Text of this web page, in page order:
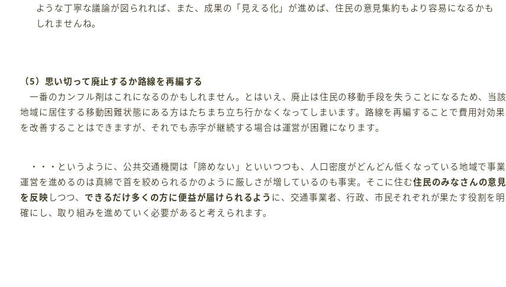
ような丁寧な議論が図られれば、また、成果の「見える化」が進めば、住民の意見集約もより容易になるかも
しれませんね。
（5）思い切って廃止するか路線を再編する
一番のカンフル剤はこれになるのかもしれません。とはいえ、廃止は住民の移動手段を失うことになるため、当該
地域に居住する移動困難状態にある方はたちまち立ち行かなくなってしまいます。路線を再編することで費用対効果
を改善することはできますが、それでも赤字が継続する場合は運営が困難になります。
・・・というように、公共交通機関は「諦めない」といいつつも、人口密度がどんどん低くなっている地域で事業
運営を進めるのは真綿で首を絞められるかのように厳しさが増しているのも事実。そこに住む住民のみなさんの意見
を反映しつつ、 できるだけ多くの方に便益が届けられるよう に、交通事業者、行政、市民それぞれが果たす役割を明
確にし、取り組みを進めていく必要があると考えられます。